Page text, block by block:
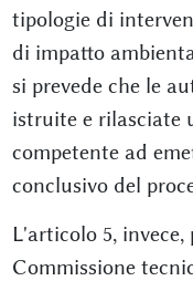
tipologie di
di impatto
si prevede che le
istruite e rilasciate
competente ad
conclusivo del
L'articolo 5,
Commissione